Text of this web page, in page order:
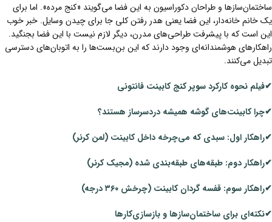
ساختمان‌سازها و طراحان دکوراسیون به این فضا می‌گویند «کنج مرده». اما برای
یک خانم خانه‌دار، این فضا یعنی هدر رفتن کلی جا برای چیدن وسایل. خبر خوب
این است که با پیشرفت طراحی‌های مدرن، دیگر لازم نیست با این فضا بجنگید.
راهکارهای هوشمندانه‌ای وجود دارند که این بن‌بست‌ها را به اتوبان‌های دسترسی
تبدیل می‌کنند.
✔فیلم نحوه کارکرد سوپر کنج کابینت فانتونی
✔چرا کابینت‌های گوشه همیشه دردسرساز هستند؟
✔راهکار اول: سبدی که می‌چرخه داخل کابینت (لمن کرنر)
✔راهکار دوم: طبقه‌های طبقه‌بندی شده (مجیک کرنر)
✔راهکار سوم: قفسه گردان کابینت (چرخش ۳۶۰ درجه)
✔نکته‌ای برای ساختمان‌سازها و بازسازی‌کارها